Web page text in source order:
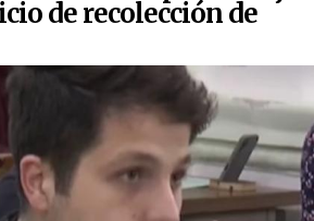
de recolección de